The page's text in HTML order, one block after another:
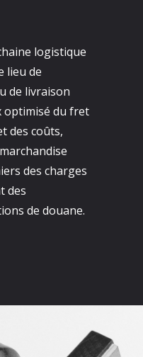
logistique
lieu de
de livraison
optimisé du fret
des coûts,
des charges
des
de douane.